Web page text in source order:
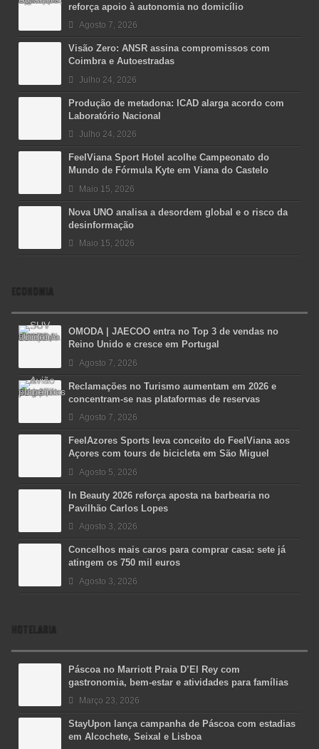
reforça apoio à autonomia no domicílio
Agosto 7, 2026
Visão Zero: ANSR assina compromissos com
Coimbra e Autoestradas
Julho 24, 2026
Produção de metadona: ICAD alarga acordo com
Laboratório Nacional
Julho 24, 2026
FeelViana Sport Hotel acolhe Campeonato do
Mundo de Fórmula Kyte em Viana do Castelo
Maio 15, 2026
Nova UNO analisa a desordem global e o risco da
desinformação
Maio 15, 2026
ECONOMIA
OMODA | JAECOO entra no Top 3 de vendas no
Reino Unido e cresce em Portugal
Agosto 7, 2026
Reclamações no Turismo aumentam em 2026 e
concentram-se nas plataformas de reservas
Agosto 7, 2026
FeelAzores Sports leva conceito do FeelViana aos
Açores com tours de bicicleta em São Miguel
Agosto 5, 2026
In Beauty 2026 reforça aposta na barbearia no
Pavilhão Carlos Lopes
Agosto 3, 2026
Concelhos mais caros para comprar casa: sete já
atingem os 750 mil euros
Agosto 3, 2026
HOTELARIA
Páscoa no Marriott Praia D’El Rey com
gastronomia, bem-estar e atividades para famílias
Março 23, 2026
StayUpon lança campanha de Páscoa com estadias
em Alcochete, Seixal e Lisboa